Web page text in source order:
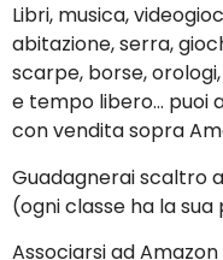
Libri, musica,
abitazione, serra,
scarpe, borse,
e tempo libero… puoi
con vendita sopra
Guadagnerai scaltro
(ogni classe ha la
Associarsi ad